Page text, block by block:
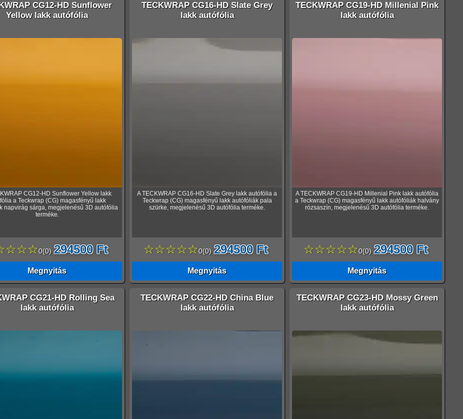
CG12-HD Sunflower
Yellow lakk autófólia
CG12-HD Sunflower Yellow lakk
a Teckwrap (CG) magasfényű lakk
napvirág sárga, megjelenésű 3D autófólia
terméke.
0(0) 294500 Ft
Megnyitás
TECKWRAP CG16-HD Slate Grey
lakk autófólia
A TECKWRAP CG16-HD Slate Grey lakk autófólia a
Teckwrap (CG) magasfényű lakk autófóliák pala
szürke, megjelenésű 3D autófólia terméke.
☆☆☆☆☆0(0) 294500 Ft
Megnyitás
TECKWRAP CG19-HD Millenial Pink
lakk autófólia
A TECKWRAP CG19-HD Millenial Pink lakk autófólia
a Teckwrap (CG) magasfényű lakk autófóliák halvány
rózsaszín, megjelenésű 3D autófólia terméke.
☆☆☆☆☆0(0) 294500 Ft
Megnyitás
CG21-HD Rolling Sea
lakk autófólia
TECKWRAP CG22-HD China Blue
lakk autófólia
TECKWRAP CG23-HD Mossy Green
lakk autófólia